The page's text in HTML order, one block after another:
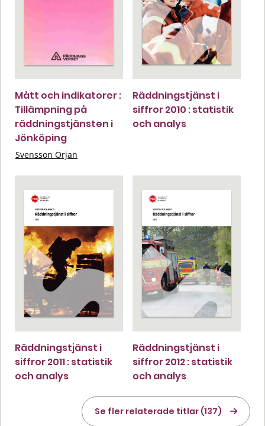
Mått och indikatorer :
Tillämpning på
räddningstjänsten i
Jönköping
Svensson Örjan
Räddningstjänst i
siffror 2010 : statistik
och analys
Räddningstjänst i
siffror 2011 : statistik
och analys
Räddningstjänst i
siffror 2012 : statistik
och analys
Se fler relaterade titlar (137)